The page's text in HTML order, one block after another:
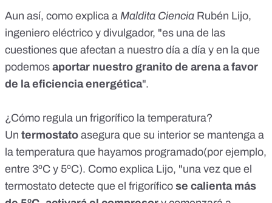
Aun así, como explica a Maldita Ciencia Rubén Lijo,
ingeniero eléctrico y divulgador, "es una de las
cuestiones que afectan a nuestro día a día y en la que
podemos aportar nuestro granito de arena a favor
de la eficiencia energética".
¿Cómo regula un frigorífico la temperatura?
Un termostato asegura que su interior se mantenga a
la temperatura que hayamos programado(por ejemplo,
entre 3ºC y 5ºC). Como explica Lijo, "una vez que el
termostato detecte que el frigorífico se calienta más